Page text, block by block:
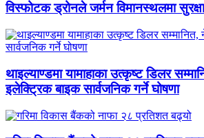
विस्फोटक ड्रोनले जर्मन विमानस्थलमा
थाइल्याण्डमा यामाहाका उत्कृष्ट डिलर
इलेक्ट्रिक बाइक सार्वजनिक गर्ने घोषणा